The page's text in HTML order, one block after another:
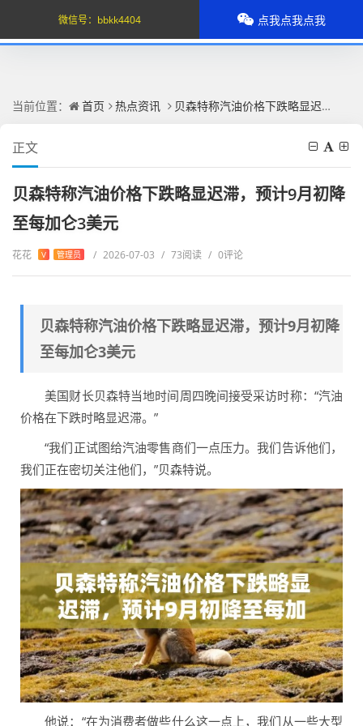
当前位置： 首页 热点资讯 贝森特称汽油价格下跌略显迟滞，预计9月初降至每加仑3美元
正文
贝森特称汽油价格下跌略显迟滞，预计9月初降
至每加仑3美元
花花 V 管理员 / 2026-07-03 / 73阅读 / 0评论
贝森特称汽油价格下跌略显迟滞，预计9月初降
至每加仑3美元
美国财长贝森特当地时间周四晚间接受采访时称：“汽油
价格在下跌时略显迟滞。”
“我们正试图给汽油零售商们一点压力。我们告诉他们，
我们正在密切关注他们，”贝森特说。
他说：“在为消费者做些什么这一点上，我们从一些大型
微信号： bbkk4404 点我点我点我